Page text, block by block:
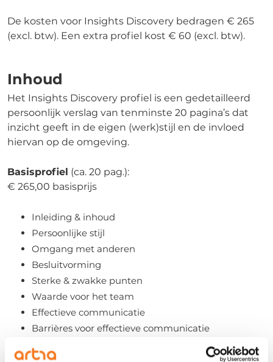
De kosten voor Insights Discovery bedragen € 265
(excl. btw). Een extra profiel kost € 60 (excl. btw).
Inhoud
Het Insights Discovery profiel is een gedetailleerd
persoonlijk verslag van tenminste 20 pagina’s dat
inzicht geeft in de eigen (werk)stijl en de invloed
hiervan op de omgeving.
Basisprofiel (ca. 20 pag.):
€ 265,00 basisprijs
Inleiding & inhoud
Persoonlijke stijl
Omgang met anderen
Besluitvorming
Sterke & zwakke punten
Waarde voor het team
Effectieve communicatie
Barrières voor effectieve communicatie